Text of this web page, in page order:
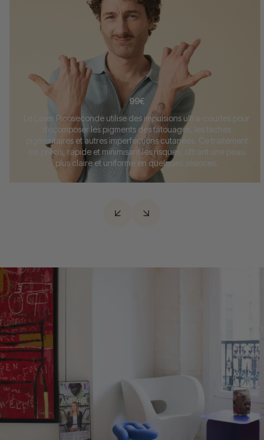
99€
Le Laser Picoseconde utilise des impulsions ultra-courtes pour
décomposer les pigments des tatouages, les taches
pigmentaires et autres imperfections cutanées. Ce traitement
est précis, rapide et minimisant les risques, offrant une peau
plus claire et uniforme en quelques séances.